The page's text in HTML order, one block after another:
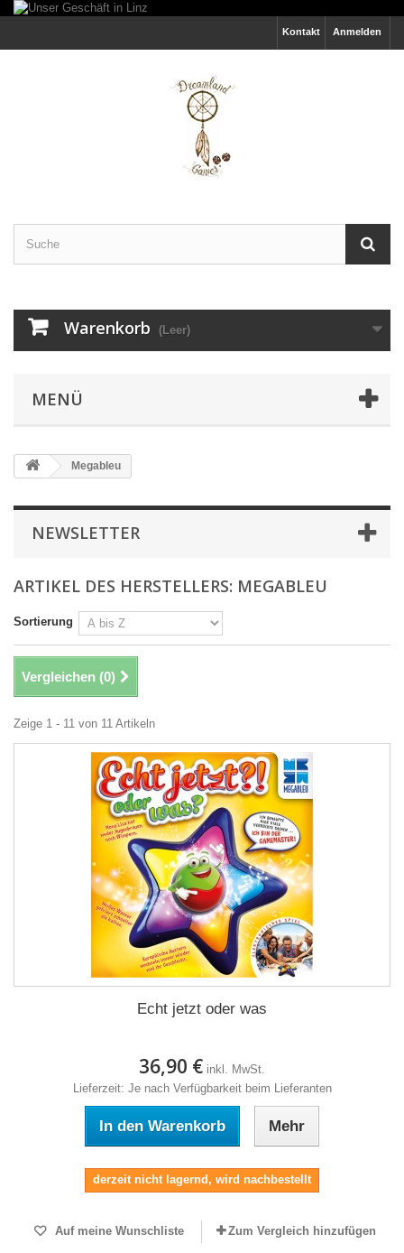
Anmelden
Kontakt
Warenkorb (Leer)
MENÜ
Megableu
NEWSLETTER
ARTIKEL DES HERSTELLERS: MEGABLEU
Sortierung
Vergleichen (0)
Zeige 1 - 11 von 11 Artikeln
Echt jetzt oder was
36,90 € inkl. MwSt.
Lieferzeit: Je nach Verfügbarkeit beim Lieferanten
In den Warenkorb Mehr
derzeit nicht lagernd, wird nachbestellt
Auf meine Wunschliste Zum Vergleich hinzufügen